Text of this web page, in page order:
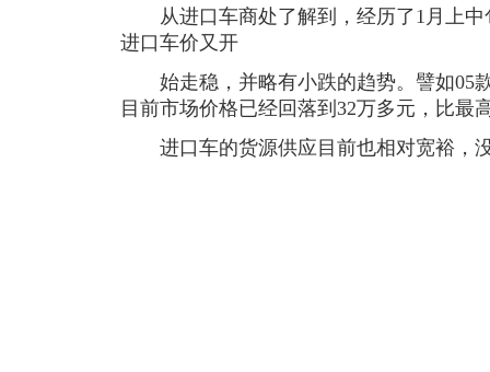
从进口车商处了解到，经历了1月上中
进口车价又开
始走稳，并略有小跌的趋势。譬如05
目前市场价格已经回落到32万多元，比最
进口车的货源供应目前也相对宽裕，